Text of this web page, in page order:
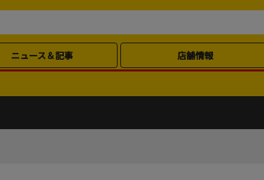
ニュース＆記事 店舗情報